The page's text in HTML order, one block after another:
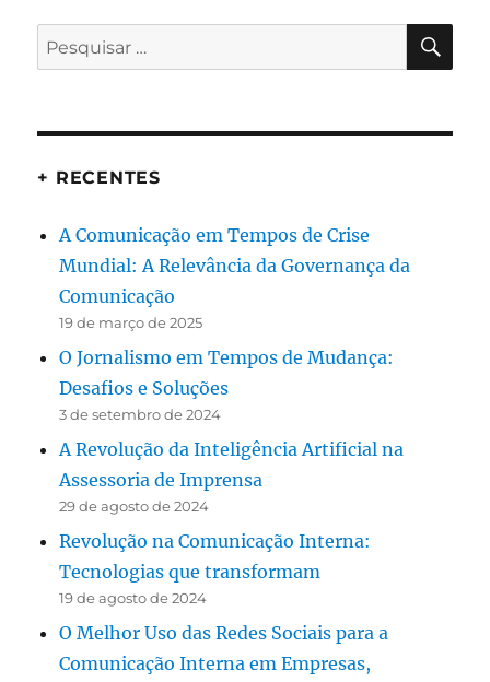
Pesquisar
por:
+ RECENTES
A Comunicação em Tempos de Crise
Mundial: A Relevância da Governança da
Comunicação
19 de março de 2025
O Jornalismo em Tempos de Mudança:
Desafios e Soluções
3 de setembro de 2024
A Revolução da Inteligência Artificial na
Assessoria de Imprensa
29 de agosto de 2024
Revolução na Comunicação Interna:
Tecnologias que transformam
19 de agosto de 2024
O Melhor Uso das Redes Sociais para a
Comunicação Interna em Empresas,